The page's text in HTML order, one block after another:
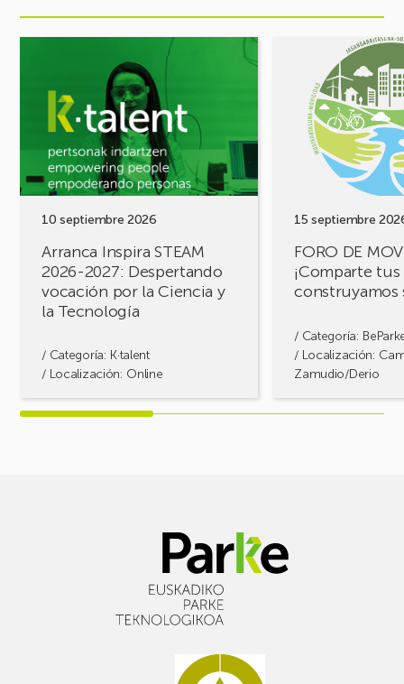
10 septiembre 2026
Arranca Inspira STEAM
2026-2027: Despertando
vocación por la Ciencia y
la Tecnología
/ Categoría: K·talent
/ Localización: Online
STEAM
2027:
Despertando
vocación
Ciencia
Tecnología
15 septiembre
FORO DE
¡Comparte
construyamos
/ Categoría:
/ Localización:
Zamudio/Derio
MOVILIDAD
¡Comparte
soluciones!